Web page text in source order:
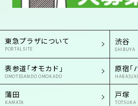
東急プラザについて
PORTAL SITE
渋谷
SHIBUYA
表参道「オモカド」
OMOTESANDO OMOKADO
原宿「
蒲田
KAMATA
戸塚
TOTSUKA